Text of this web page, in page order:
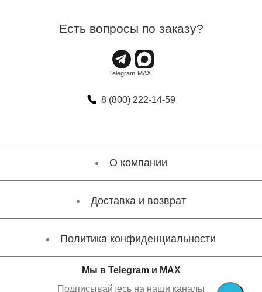
Есть вопросы по заказу?
8 (800) 222-14-59
О компании
Доставка и возврат
Политика конфиденциальности
Мы в Telegram и MAX
Подписывайтесь на наши каналы